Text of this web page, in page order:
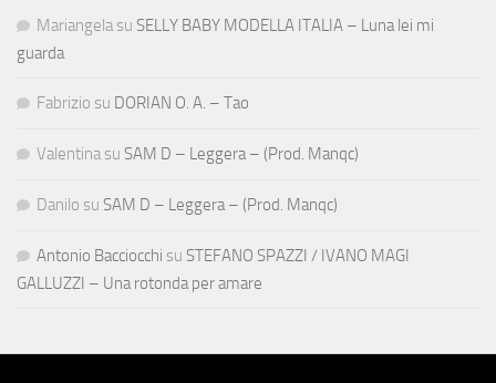
Mariangela su SELLY BABY MODELLA ITALIA – Luna lei mi
guarda
Fabrizio su DORIAN O. A. – Tao
Valentina su SAM D – Leggera – (Prod. Manqc)
Danilo su SAM D – Leggera – (Prod. Manqc)
Antonio Bacciocchi su STEFANO SPAZZI / IVANO MAGI
GALLUZZI – Una rotonda per amare